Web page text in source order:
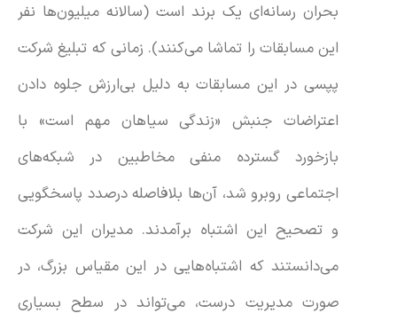
بحران رسانه‌ای یک برند است (سالانه میلیون‌ها نفر
این مسابقات را تماشا می‌کنند). زمانی که تبلیغ شرکت
پپسی در این مسابقات به دلیل بی‌ارزش جلوه دادن
اعتراضات جنبش «زندگی سیاهان مهم است» با
بازخورد گسترده منفی مخاطبین در شبکه‌های
اجتماعی روبرو شد، آن‌ها بلافاصله درصدد پاسخگویی
و تصحیح این اشتباه برآمدند. مدیران این شرکت
می‌دانستند که اشتباه‌هایی در این مقیاس بزرگ، در
صورت مدیریت درست، می‌تواند در سطح بسیاری